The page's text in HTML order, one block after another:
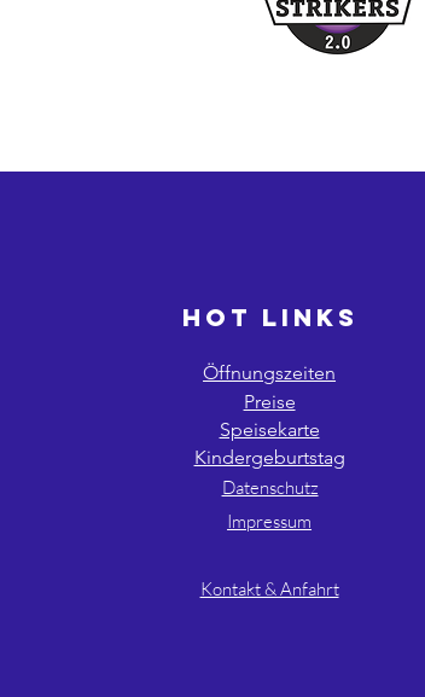
HOT LINKS
Öffnungszeiten
Preise
Speisekarte
Kindergeburtstag
Datenschutz
Impressum
Kontakt & Anfahrt